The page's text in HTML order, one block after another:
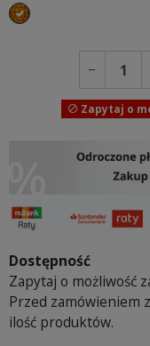
złoty
−
 Zapytaj o
Dostępność
Zapytaj o możliwość
Przed zamówieniem
ilość produktów.